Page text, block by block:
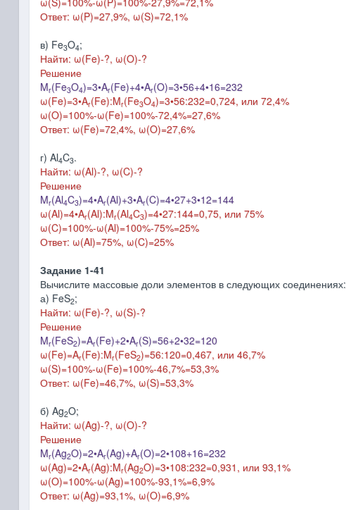
Ответ: ω(P)=27,9%, ω(S)=72,1%
в) Fe3O4;
Найти: ω(Fe)-?, ω(O)-?
Решение
Mr(Fe3O4)=3•Ar(Fe)+4•Ar(O)=3•56+4•16=232
ω(Fe)=3•Ar(Fe):Mr(Fe3O4)=3•56:232=0,724, или 72,4%
ω(O)=100%-ω(Fe)=100%-72,4%=27,6%
Ответ: ω(Fe)=72,4%, ω(O)=27,6%
г) Al4C3.
Найти: ω(Al)-?, ω(C)-?
Решение
Mr(Al4C3)=4•Ar(Al)+3•Ar(C)=4•27+3•12=144
ω(Al)=4•Ar(Al):Mr(Al4C3)=4•27:144=0,75, или 75%
ω(C)=100%-ω(Al)=100%-75%=25%
Ответ: ω(Al)=75%, ω(C)=25%
Задание 1-41
Вычислите массовые доли элементов в следующих соединениях:
а) FeS2;
Найти: ω(Fe)-?, ω(S)-?
Решение
Mr(FeS2)=Ar(Fe)+2•Ar(S)=56+2•32=120
ω(Fe)=Ar(Fe):Mr(FeS2)=56:120=0,467, или 46,7%
ω(S)=100%-ω(Fe)=100%-46,7%=53,3%
Ответ: ω(Fe)=46,7%, ω(S)=53,3%
б) Ag2O;
Найти: ω(Ag)-?, ω(O)-?
Решение
Mr(Ag2O)=2•Ar(Ag)+Ar(O)=2•108+16=232
ω(Ag)=2•Ar(Ag):Mr(Ag2O)=3•108:232=0,931, или 93,1%
ω(O)=100%-ω(Ag)=100%-93,1%=6,9%
Ответ: ω(Ag)=93,1%, ω(O)=6,9%